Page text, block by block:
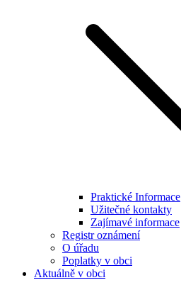
Praktické Informace
Užitečné kontakty
Zajímavé informace
Registr oznámení
O úřadu
Poplatky v obci
Aktuálně v obci